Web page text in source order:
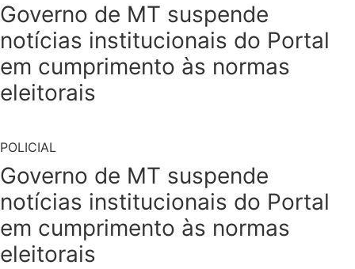
Governo de MT suspende
notícias institucionais do Portal
em cumprimento às normas
eleitorais
POLICIAL
Governo de MT suspende
notícias institucionais do Portal
em cumprimento às normas
eleitorais